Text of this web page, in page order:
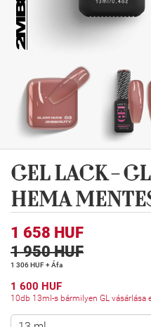
GEL LACK -
HEMA
1 658 HUF
1 950 HUF
1 306 HUF + Áfa
1 600 HUF
10db 13ml-s bármilyen GL vásárlása